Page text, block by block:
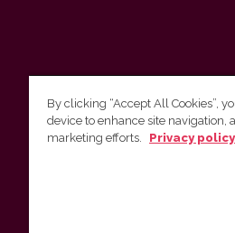
Vilnius University Press
By clicking “Accept All Cookies”,
device to enhance site navigation,
marketing efforts.
Privacy policy